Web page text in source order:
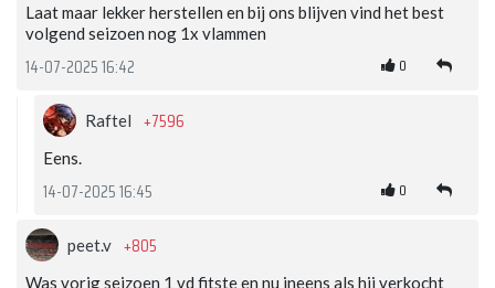
Laat maar lekker herstellen en bij ons blijven vind het best
volgend seizoen nog 1x vlammen
14-07-2025 16:42 0
Raftel +7596
Eens.
14-07-2025 16:45 0
peet.v +805
Was vorig seizoen 1 vd fitste en nu ineens als hij verkocht